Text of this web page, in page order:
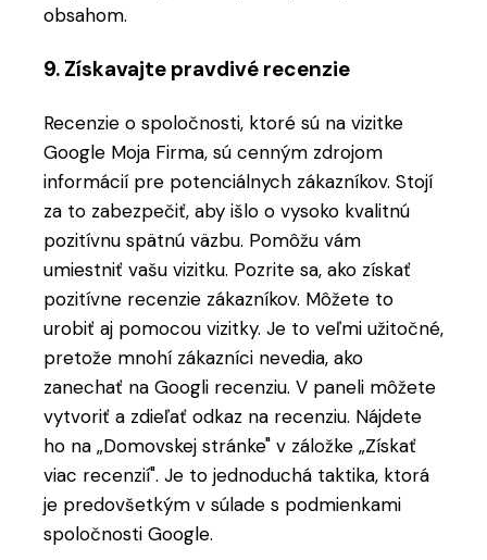
obsahom.
9. Získavajte pravdivé recenzie
Recenzie o spoločnosti, ktoré sú na vizitke
Google Moja Firma, sú cenným zdrojom
informácií pre potenciálnych zákazníkov. Stojí
za to zabezpečiť, aby išlo o vysoko kvalitnú
pozitívnu spätnú väzbu. Pomôžu vám
umiestniť vašu vizitku. Pozrite sa, ako získať
pozitívne recenzie zákazníkov. Môžete to
urobiť aj pomocou vizitky. Je to veľmi užitočné,
pretože mnohí zákazníci nevedia, ako
zanechať na Googli recenziu. V paneli môžete
vytvoriť a zdieľať odkaz na recenziu. Nájdete
ho na „Domovskej stránke" v záložke „Získať
viac recenzií". Je to jednoduchá taktika, ktorá
je predovšetkým v súlade s podmienkami
spoločnosti Google.